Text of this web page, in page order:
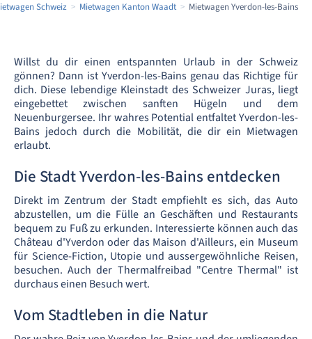
Schweiz Mietwagen Kanton Waadt Mietwagen Yverdon-les-Bains
Willst du dir einen entspannten Urlaub in der Schweiz
gönnen? Dann ist Yverdon-les-Bains genau das Richtige für
dich. Diese lebendige Kleinstadt des Schweizer Juras, liegt
eingebettet zwischen sanften Hügeln und dem
Neuenburgersee. Ihr wahres Potential entfaltet Yverdon-les-
Bains jedoch durch die Mobilität, die dir ein Mietwagen
erlaubt.
Die Stadt Yverdon-les-Bains entdecken
Direkt im Zentrum der Stadt empfiehlt es sich, das Auto
abzustellen, um die Fülle an Geschäften und Restaurants
bequem zu Fuß zu erkunden. Interessierte können auch das
Château d'Yverdon oder das Maison d'Ailleurs, ein Museum
für Science-Fiction, Utopie und aussergewöhnliche Reisen,
besuchen. Auch der Thermalfreibad "Centre Thermal" ist
durchaus einen Besuch wert.
Vom Stadtleben in die Natur